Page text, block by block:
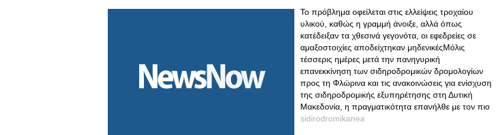
Το πρόβλημα οφείλεται στις ελλείψεις τροχαίου
υλικού, καθώς η γραμμή άνοιξε, αλλά όπως
κατέδειξαν τα χθεσινά γεγονότα, οι εφεδρείες σε
αμαξοστοιχίες αποδείχτηκαν μηδενικέςΜόλις
τέσσερις ημέρες μετά την πανηγυρική
επανεκκίνηση των σιδηροδρομικών δρομολογίων
προς τη Φλώρινα και τις ανακοινώσεις για ενίσχυση
της σιδηροδρομικής εξυπηρέτησης στη Δυτική
Μακεδονία, η πραγματικότητα επανήλθε με τον πιο
sidirodromikanea